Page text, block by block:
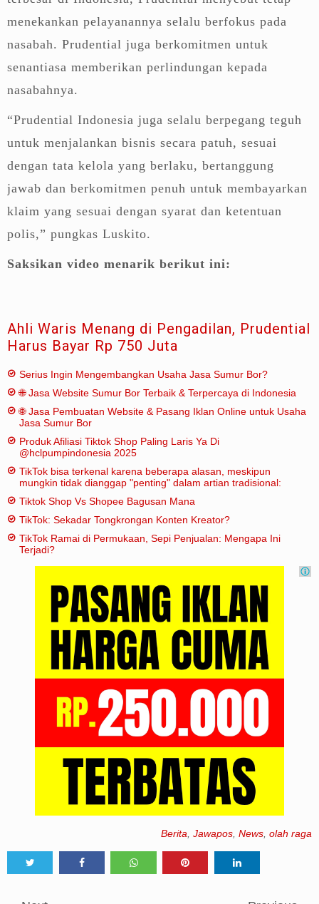
menekankan pelayanannya selalu berfokus pada
nasabah. Prudential juga berkomitmen untuk
senantiasa memberikan perlindungan kepada
nasabahnya.
“Prudential Indonesia juga selalu berpegang teguh
untuk menjalankan bisnis secara patuh, sesuai
dengan tata kelola yang berlaku, bertanggung
jawab dan berkomitmen penuh untuk membayarkan
klaim yang sesuai dengan syarat dan ketentuan
polis,” pungkas Luskito.
Saksikan video menarik berikut ini:
Ahli Waris Menang di Pengadilan, Prudential
Harus Bayar Rp 750 Juta
Serius Ingin Mengembangkan Usaha Jasa Sumur Bor?
🌐 Jasa Website Sumur Bor Terbaik & Terpercaya di Indonesia
🌐 Jasa Pembuatan Website & Pasang Iklan Online untuk Usaha
Jasa Sumur Bor
Produk Afiliasi Tiktok Shop Paling Laris Ya Di
@hclpumpindonesia 2025
TikTok bisa terkenal karena beberapa alasan, meskipun
mungkin tidak dianggap "penting" dalam artian tradisional:
Tiktok Shop Vs Shopee Bagusan Mana
TikTok: Sekadar Tongkrongan Konten Kreator?
TikTok Ramai di Permukaan, Sepi Penjualan: Mengapa Ini
Terjadi?
Berita Jawapos News olah raga